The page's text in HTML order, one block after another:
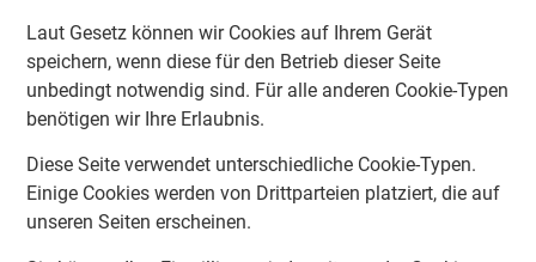
Laut Gesetz können wir Cookies auf Ihrem Gerät
speichern, wenn diese für den Betrieb dieser Seite
unbedingt notwendig sind. Für alle anderen Cookie-Typen
benötigen wir Ihre Erlaubnis.
Diese Seite verwendet unterschiedliche Cookie-Typen.
Einige Cookies werden von Drittparteien platziert, die auf
unseren Seiten erscheinen.